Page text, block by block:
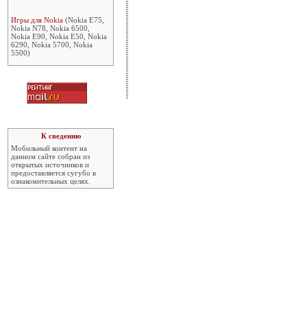
Игры для Nokia (Nokia E75,
Nokia N78, Nokia 6500,
Nokia E90, Nokia E50, Nokia
6290, Nokia 5700, Nokia
5500)
К сведению
Мобильный контент на
данном сайте собран из
открытых источников и
предоставляется сугубо в
ознакомительных целях.